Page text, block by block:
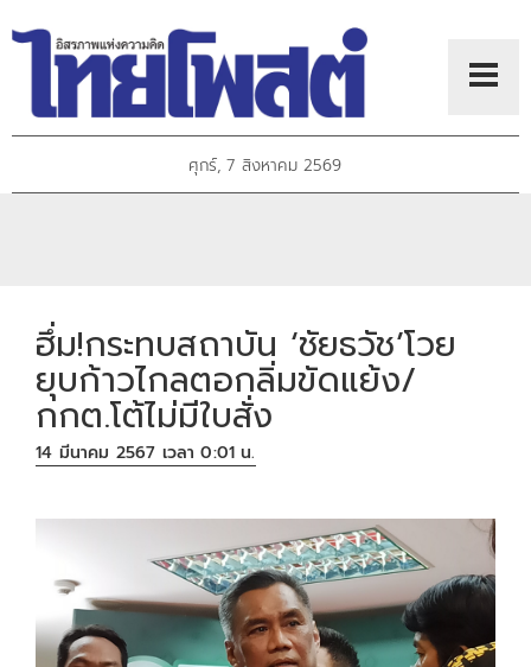
ศุกร์, 7 สิงหาคม 2569
ฮึ่ม!กระทบสถาบัน ‘ชัยธวัช’โวย
ยุบก้าวไกลตอกลิ่มขัดแย้ง/
กกต.โต้ไม่มีใบสั่ง
14 มีนาคม 2567 เวลา 0:01 น.